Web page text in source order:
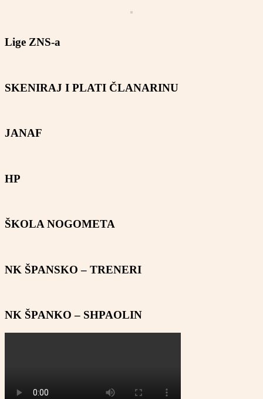
Lige ZNS-a
SKENIRAJ I PLATI ČLANARINU
JANAF
HP
ŠKOLA NOGOMETA
NK ŠPANSKO – TRENERI
NK ŠPANKO – SHPAOLIN